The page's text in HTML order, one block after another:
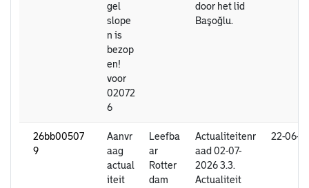
gel
slope
n is
bezop
en!
voor
02072
6
door het lid
Başoğlu.
26bb00507
9
Aanvr
aag
actual
iteit
Leefba
ar
Rotter
dam
Actualiteitenr
aad 02-07-
2026 3.3.
Actualiteit
22-06-